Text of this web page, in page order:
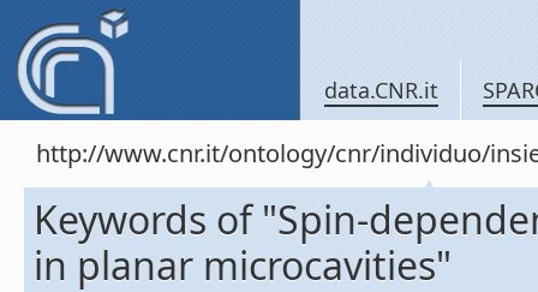
data.CNR.it
http://www.cnr.it/ontology/cnr/individuo/
Keywords of "Spin-
in planar microcavities"